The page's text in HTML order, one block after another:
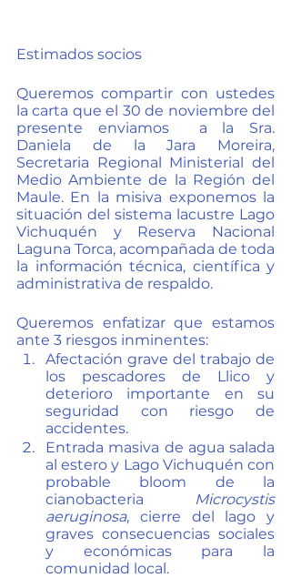
Estimados socios
Queremos compartir con ustedes
la carta que el 30 de noviembre del
presente enviamos  a la Sra.
Daniela de la Jara Moreira,
Secretaria Regional Ministerial del
Medio Ambiente de la Región del
Maule. En la misiva exponemos la
situación del sistema lacustre Lago
Vichuquén y Reserva Nacional
Laguna Torca, acompañada de toda
la información técnica, científica y
administrativa de respaldo.
Queremos enfatizar que estamos
ante 3 riesgos inminentes:
Afectación grave del trabajo de
los pescadores de Llico y
deterioro importante en su
seguridad con riesgo de
accidentes.
Entrada masiva de agua salada
al estero y Lago Vichuquén con
probable bloom de la
cianobacteria
Microcystis
aeruginosa, cierre del lago y
graves consecuencias sociales
y económicas para la
comunidad local.